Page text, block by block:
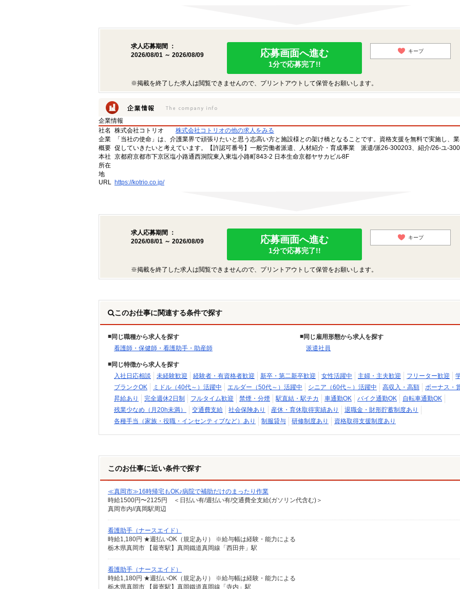
求人応募期間 ：
2026/08/01 ～ 2026/08/09
応募画面へ進む
1分で応募完了!!
キープ
※掲載を終了した求人は閲覧できませんので、プリントアウトして保管をお願いします。
企業情報
社名
株式会社コトリオ
株式会社コトリオの他の求人をみる
企業
概要
「当社の使命」は、介護業界で頑張りたいと思う志高い方と施設様との架け橋となることです。資格支援を無料で実施し、
促していきたいと考えています。【許認可番号】一般労働者派遣、人材紹介・育成事業 派遣/派26-300203、紹介/26-ユ-
本社
所在
地
京都府京都市下京区塩小路通西洞院東入東塩小路町843-2 日本生命京都ヤサカビル8F
URL https://kotrio.co.jp/
求人応募期間 ：
2026/08/01 ～ 2026/08/09
応募画面へ進む
1分で応募完了!!
キープ
※掲載を終了した求人は閲覧できませんので、プリントアウトして保管をお願いします。
このお仕事に関連する条件で探す
同じ職種から求人を探す
看護師・保健師・看護助手・助産師
同じ雇用形態から求人を探す
派遣社員
同じ特徴から求人を探す
入社日応相談
未経験歓迎 経験者・有資格者歓迎 新卒・第二新卒歓迎 女性活躍中 主婦・主夫歓迎 フリーター歓迎
ブランクOK
ミドル（40代～）活躍中 エルダー（50代～）活躍中 シニア（60代～）活躍中 高収入・高額
ボーナス・
昇給あり
完全週休2日制 フルタイム歓迎 禁煙・分煙 駅直結・駅チカ 車通勤OK バイク通勤OK
自転車通勤OK
残業少なめ（月20h未満）
交通費支給 社会保険あり 産休・育休取得実績あり
退職金・財形貯蓄制度あり
各種手当（家族・役職・インセンティブなど）あり
制服貸与 研修制度あり 資格取得支援制度あり
このお仕事に近い条件で探す
≪真岡市≫16時帰宅もOK♪病院で補助だけのまったり作業
時給1500円〜2125円 ＜日払い有/週払い有/交通費全支給(ガソリン代含む)＞
真岡市内//真岡駅周辺
看護助手（ナースエイド）
時給1,180円 ★週払いOK（規定あり） ※給与幅は経験・能力による
栃木県真岡市 【最寄駅】真岡鐵道真岡線「西田井」駅
看護助手（ナースエイド）
時給1,180円 ★週払いOK（規定あり） ※給与幅は経験・能力による
栃木県真岡市 【最寄駅】真岡鐵道真岡線「寺内」駅